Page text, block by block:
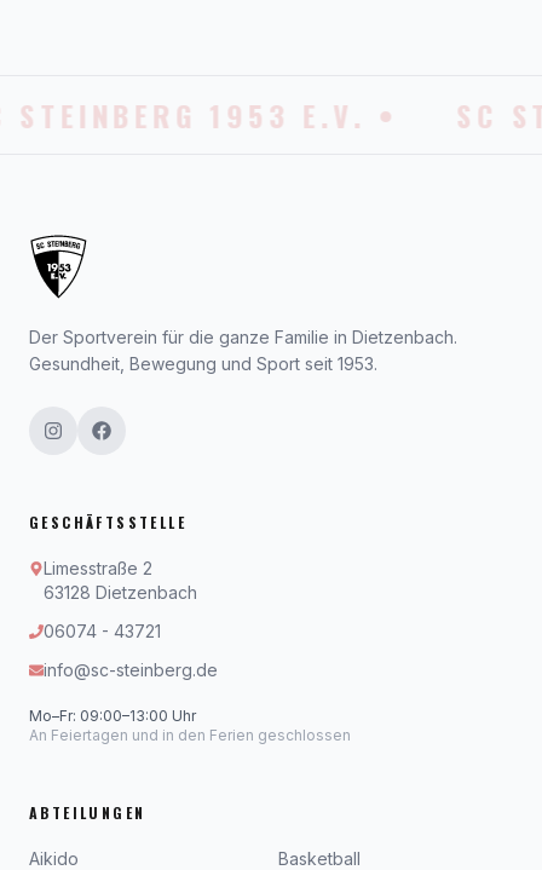
STEINBERG 1953 E.V. • SC
Der Sportverein für die ganze Familie in Dietzenbach.
Gesundheit, Bewegung und Sport seit 1953.
GESCHÄFTSSTELLE
Limesstraße 2
63128 Dietzenbach
06074 - 43721
info@sc-steinberg.de
Mo–Fr: 09:00–13:00 Uhr
An Feiertagen und in den Ferien geschlossen
ABTEILUNGEN
Aikido
Basketball